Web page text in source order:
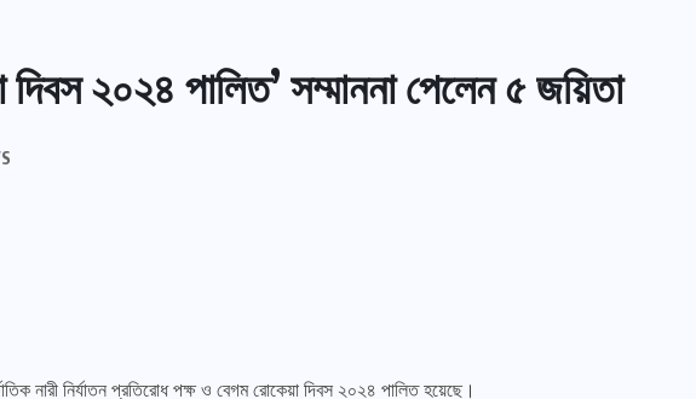
দিবস ২০২৪ পালিত’ সম্মাননা পেলেন ৫ জয়িতা
নারী নির্যাতন প্রতিরোধ পক্ষ ও বেগম রোকেয়া দিবস ২০২৪ পালিত হয়েছে।